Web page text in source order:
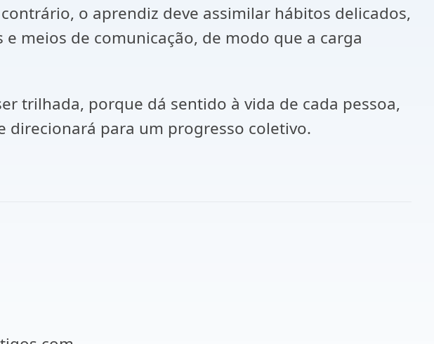
o aprendiz deve assimilar hábitos delicados,
meios de comunicação, de modo que a carga
trilhada, porque dá sentido à vida de cada pessoa,
direcionará para um progresso coletivo.